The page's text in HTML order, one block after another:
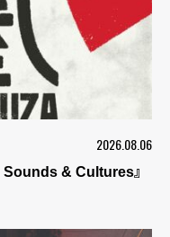
2026.08.06
& Cultures』